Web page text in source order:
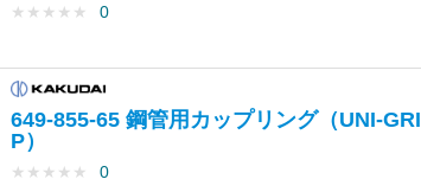
★ ★ ★ ★ ★ 0
649-855-65 鋼管用カップリング（UNI-GRI
P）
★ ★ ★ ★ ★ 0